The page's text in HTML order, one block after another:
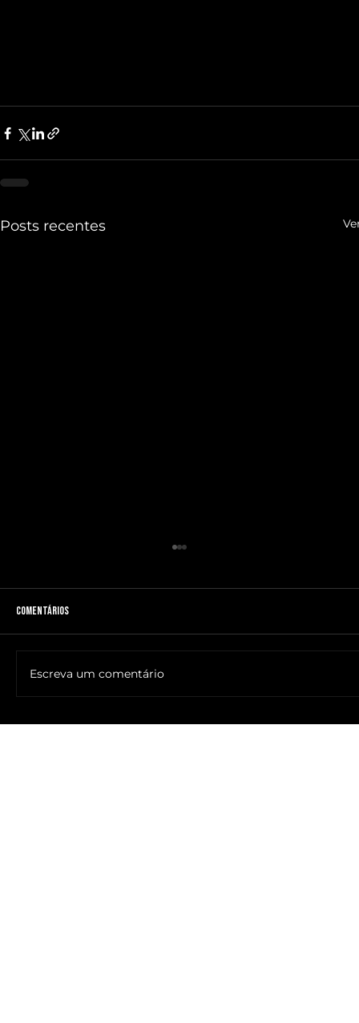
Posts recentes
Comentários
Escreva um comentário